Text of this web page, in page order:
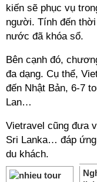
kiến sẽ phục vụ
người. Tính đến
nước đã khóa sổ.
Bên cạnh đó,
đa dạng. Cụ thể,
đến Nhật Bản, 6-7
Lan…
Vietravel cũng đưa
Sri Lanka… đáp
du khách.